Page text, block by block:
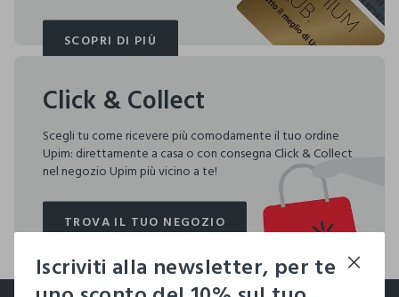
SCOPRI DI PIÙ
SCOPRI DI PIÙ
Click & Collect
Scegli tu come ricevere più comodamente il tuo ordine
Upim: direttamente a casa o con consegna Click & Collect
nel negozio Upim più vicino a te!
TROVA IL TUO NEGOZIO
TROVA IL TUO NEGOZIO
Iscriviti alla newsletter, per te
footer.ariatitle